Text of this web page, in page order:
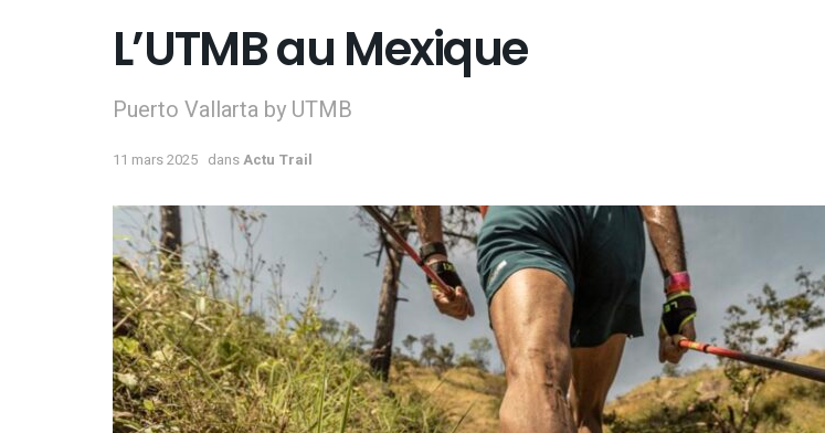
L’UTMB au Mexique
Puerto Vallarta by UTMB
11 mars 2025 dansActu Trail